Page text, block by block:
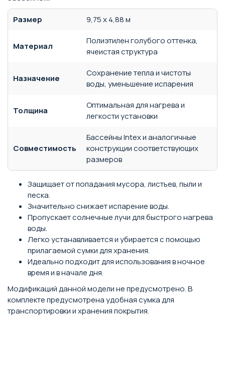
Размер 9,75 х 4,88 м
Материал
Полиэтилен голубого оттенка,
ячеистая структура
Назначение
Сохранение тепла и чистоты
воды, уменьшение испарения
Толщина
Оптимальная для нагрева и
легкости установки
Совместимость
Бассейны Intex и аналогичные
конструкции соответствующих
размеров
Защищает от попадания мусора, листьев, пыли и
песка.
Значительно снижает испарение воды.
Пропускает солнечные лучи для быстрого нагрева
воды.
Легко устанавливается и убирается с помощью
прилагаемой сумки для хранения.
Идеально подходит для использования в ночное
время и в начале дня.
Модификаций данной модели не предусмотрено. В
комплекте предусмотрена удобная сумка для
транспортировки и хранения покрытия.